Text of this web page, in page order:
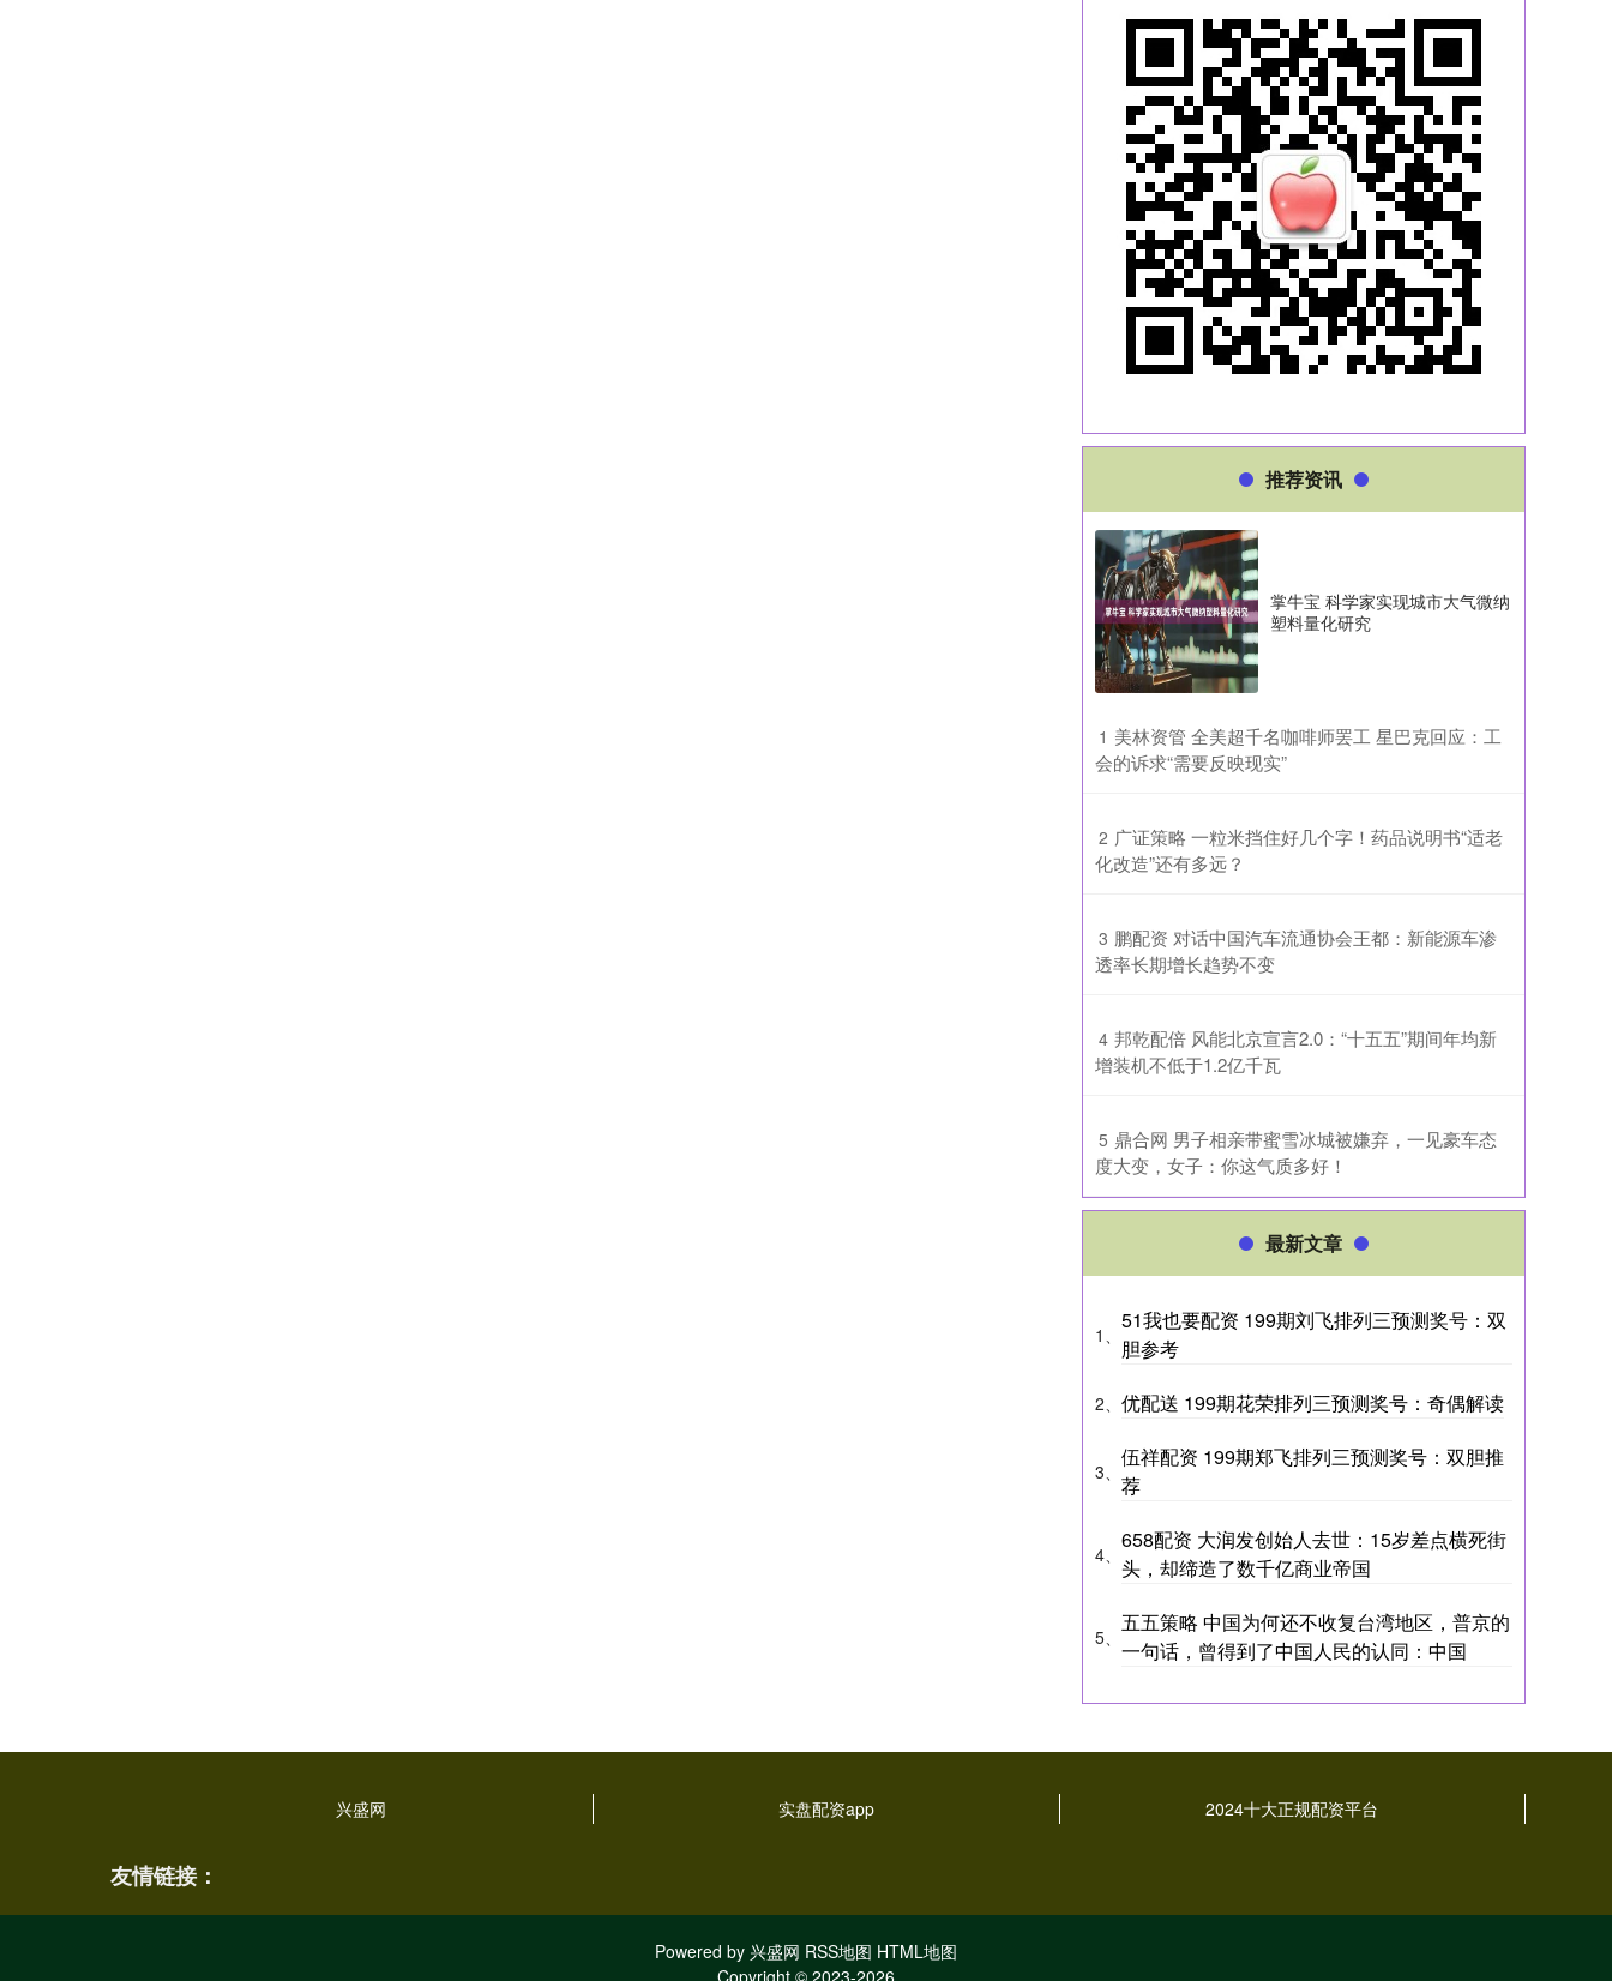
推荐资讯
掌牛宝 科学家实现城市大气微纳
塑料量化研究
1 ​美林资管 全美超千名咖啡师罢工 星巴克回应：工
会的诉求“需要反映现实”
2 ​广证策略 一粒米挡住好几个字！药品说明书“适老
化改造”还有多远？
3 ​鹏配资 对话中国汽车流通协会王都：新能源车渗
透率长期增长趋势不变
4 ​邦乾配倍 风能北京宣言2.0：“十五五”期间年均新
增装机不低于1.2亿千瓦
5 ​鼎合网 男子相亲带蜜雪冰城被嫌弃，一见豪车态
度大变，女子：你这气质多好！
最新文章
1、
51我也要配资 199期刘飞排列三预测奖号：双
胆参考
2、 优配送 199期花荣排列三预测奖号：奇偶解读
3、
伍祥配资 199期郑飞排列三预测奖号：双胆推
荐
4、
658配资 大润发创始人去世：15岁差点横死街
头，却缔造了数千亿商业帝国
5、
五五策略 中国为何还不收复台湾地区，普京的
一句话，曾得到了中国人民的认同：中国
兴盛网 实盘配资app 2024十大正规配资平台
友情链接：
Powered by 兴盛网 RSS地图 HTML地图
Copyright © 2023-2026